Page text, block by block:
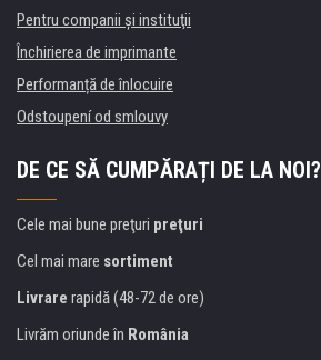
Pentru companii și instituţii
Închirierea de imprimante
Performanță de înlocuire
Odstoupení od smlouvy
DE CE SĂ CUMPĂRAȚI DE LA NOI?
Cele mai bune preţuri preţuri
Cel mai mare sortiment
Livrare rapidă (48-72 de ore)
Livrăm oriunde în România